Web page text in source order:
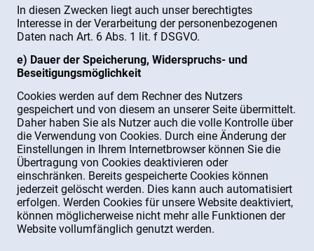
In diesen Zwecken liegt auch unser berechtigtes
Interesse in der Verarbeitung der personenbezogenen
Daten nach Art. 6 Abs. 1 lit. f DSGVO.
e) Dauer der Speicherung, Widerspruchs- und
Beseitigungsmöglichkeit
Cookies werden auf dem Rechner des Nutzers
gespeichert und von diesem an unserer Seite übermittelt.
Daher haben Sie als Nutzer auch die volle Kontrolle über
die Verwendung von Cookies. Durch eine Änderung der
Einstellungen in Ihrem Internetbrowser können Sie die
Übertragung von Cookies deaktivieren oder
einschränken. Bereits gespeicherte Cookies können
jederzeit gelöscht werden. Dies kann auch automatisiert
erfolgen. Werden Cookies für unsere Website deaktiviert,
können möglicherweise nicht mehr alle Funktionen der
Website vollumfänglich genutzt werden.